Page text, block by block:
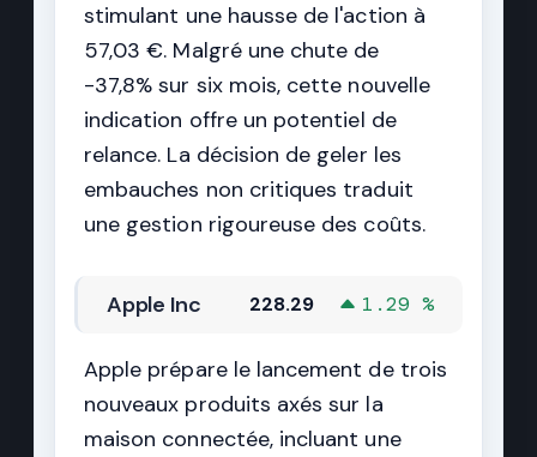
stimulant une hausse de l'action à
57,03 €. Malgré une chute de
-37,8% sur six mois, cette nouvelle
indication offre un potentiel de
relance. La décision de geler les
embauches non critiques traduit
une gestion rigoureuse des coûts.
Apple Inc 228.29 1.29 %
Apple prépare le lancement de trois
nouveaux produits axés sur la
maison connectée, incluant une